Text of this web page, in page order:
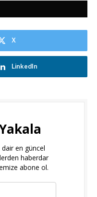
X
LinkedIn
en güncel
haberdar
abone ol.